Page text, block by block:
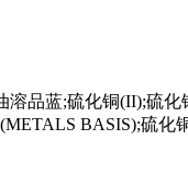
品蓝;硫化铜(II);硫
BASIS);硫化